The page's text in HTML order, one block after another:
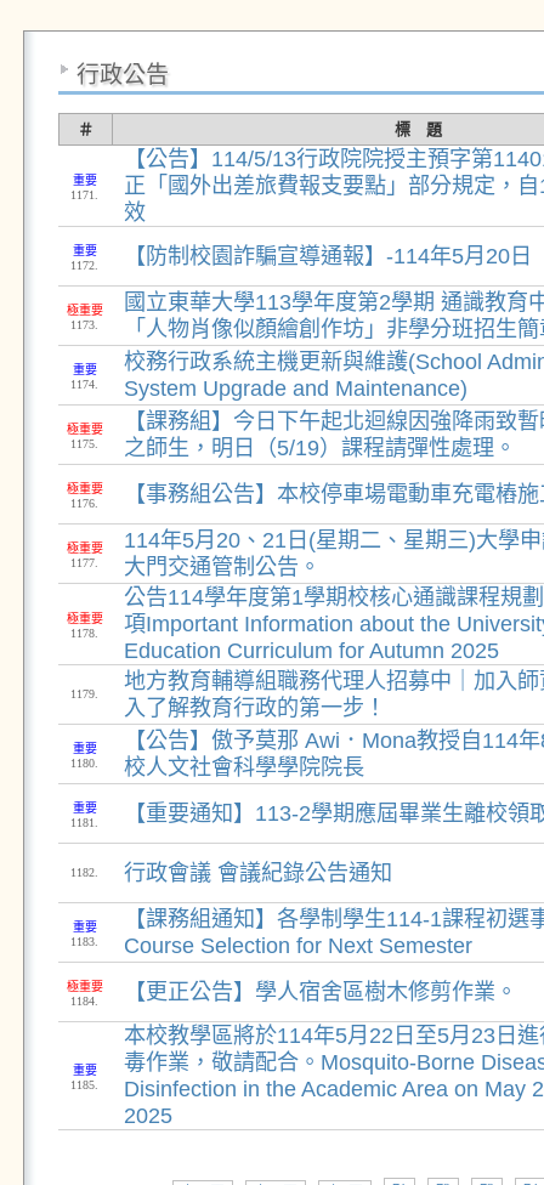
行政公告
＃ 標 題
重要
1171.
【公告】114/5/13行政院院授主預字第
正「國外出差旅費報支要點」部分規定，
效
重要
1172.
【防制校園詐騙宣導通報】-114年5月20日
極重要
1173.
國立東華大學113學年度第2學期 通識教育
「人物肖像似顏繪創作坊」非學分班招生簡
重要
1174.
校務行政系統主機更新與維護(School
System Upgrade and Maintenance)
極重要
1175.
【課務組】今日下午起北迴線因強降雨致
之師生，明日（5/19）課程請彈性處理。
極重要
1176.
【事務組公告】本校停車場電動車充電樁
極重要
1177.
114年5月20、21日(星期二、星期三)大學
大門交通管制公告。
極重要
1178.
公告114學年度第1學期校核心通識課程規
項Important Information about the
Education Curriculum for Autumn 2025
1179.
地方教育輔導組職務代理人招募中｜加入
入了解教育行政的第一步！
重要
1180.
【公告】傲予莫那 Awi．Mona教授自114
校人文社會科學學院院長
重要
1181.
【重要通知】113-2學期應屆畢業生離校領
1182. 行政會議 會議紀錄公告通知
重要
1183.
【課務組通知】各學制學生114-1課程初選
Course Selection for Next Semester
極重要
1184.
【更正公告】學人宿舍區樹木修剪作業。
重要
1185.
本校教學區將於114年5月22日至5月23日
毒作業，敬請配合。Mosquito-Borne
Disinfection in the Academic Area on May
2025